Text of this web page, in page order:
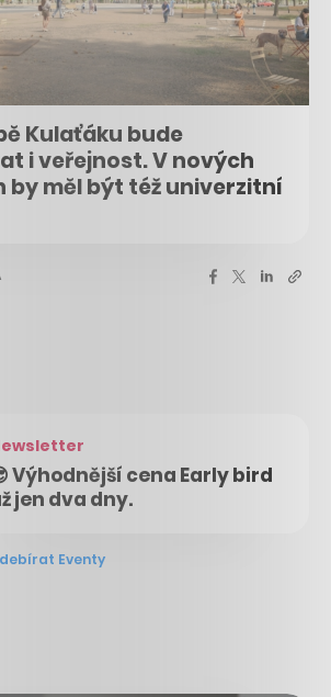
Kulaťáku bude
i veřejnost. V nových
by měl být též univerzitní
Výhodnější cena Early bird
jen dva dny.
Eventy